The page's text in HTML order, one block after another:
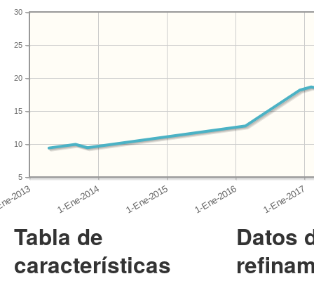
5
10
15
20
25
30
Tabla de
características
Datos